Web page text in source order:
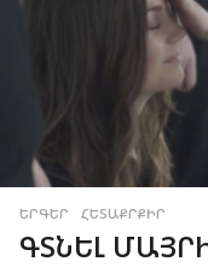
ԵՐԳԵՐ ,ՀԵՏԱՔՐՔԻՐ
ԳՏՆԵԼ